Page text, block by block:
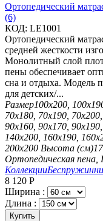
Ортопедический
(6)
КОД: LE1001
Ортопедический
средней жесткости
Монолитный слой
пены обеспечивает
сна и отдыха. Модель
для детских/...
Размер100х200,
70х180, 70х190,
90х160, 90х170,
140х200, 160х190,
200х200 Высота (см)
Ортопедическая
Коллекции
8 120 Р
Ширина :
Длина :
Купить